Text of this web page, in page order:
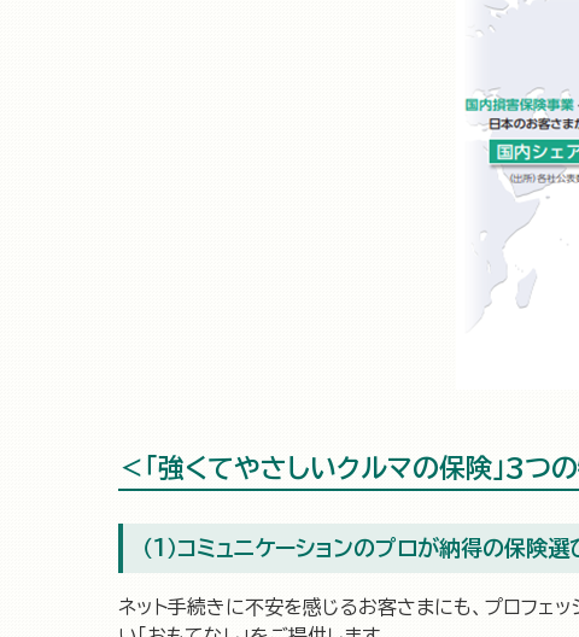
＜「強くてやさしいクルマの保険」3つ
（1）コミュニケーションのプロが納得の保険
ネット手続きに不安を感じるお客さまにも、プロフェ